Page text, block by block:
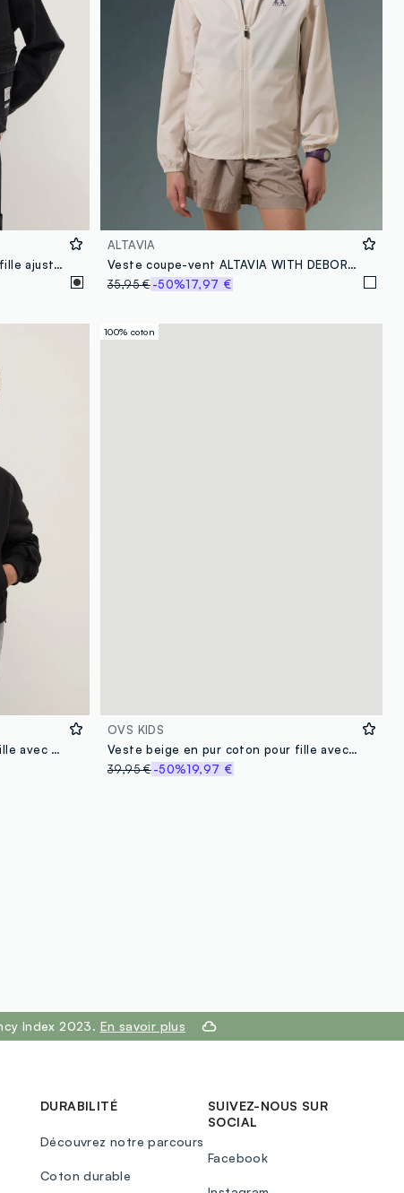
Veste noire en pur coton pour fille ajustée
ALTAVIA
Veste coupe-vent ALTAVIA WITH DEBORAH COMPAGNONI
35,95 €-50%17,97 €
Bomber noir fit oversize pour fille avec poches
100% coton
OVS KIDS
Veste beige en pur coton pour fille avec capuche, coupe régulière
39,95 €-50%19,97 €
Index 2023. En savoir plus
DURABILITÉ
Découvrez notre parcours
Coton durable
SUIVEZ-NOUS SUR
SOCIAL
Facebook